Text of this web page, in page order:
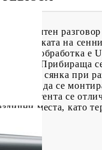
приятен
Рамката на
обработка е
сянка при
може да се
тента се
места, като